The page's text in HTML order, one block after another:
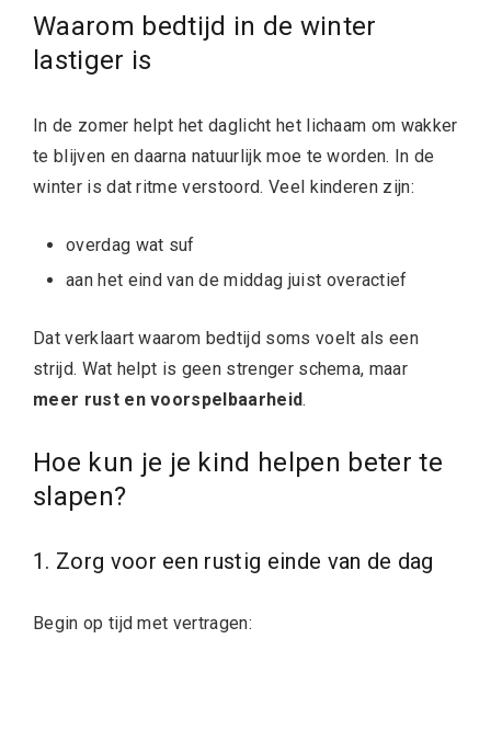
Waarom bedtijd in de winter
lastiger is
In de zomer helpt het daglicht het lichaam om wakker
te blijven en daarna natuurlijk moe te worden. In de
winter is dat ritme verstoord. Veel kinderen zijn:
overdag wat suf
aan het eind van de middag juist overactief
Dat verklaart waarom bedtijd soms voelt als een
strijd. Wat helpt is geen strenger schema, maar
meer rust en voorspelbaarheid.
Hoe kun je je kind helpen beter te
slapen?
1. Zorg voor een rustig einde van de dag
Begin op tijd met vertragen: